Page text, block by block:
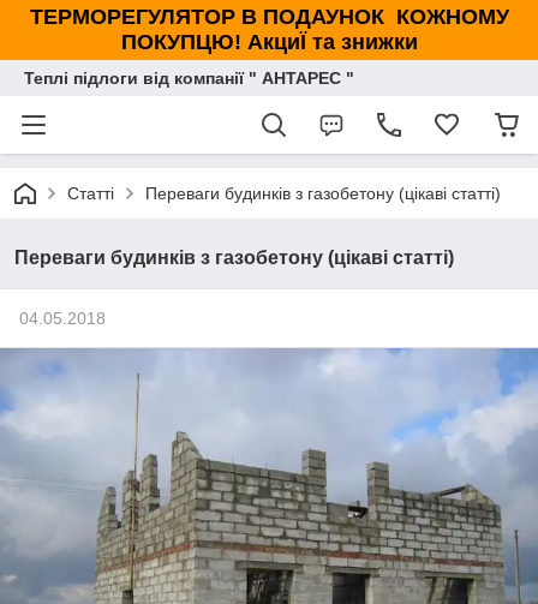
ТЕРМОРЕГУЛЯТОР В ПОДАУНОК КОЖНОМУ
ПОКУПЦЮ! АкциЇ та знижки
Теплі підлоги від компанії " АНТАРЕС "
Статті Переваги будинків з газобетону (цікаві статті)
Переваги будинків з газобетону (цікаві статті)
04.05.2018